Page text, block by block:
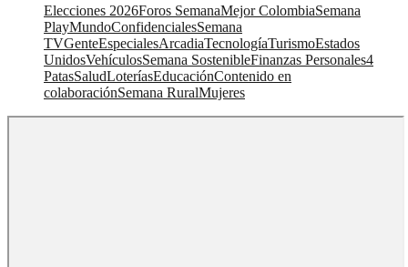
Elecciones 2026Foros SemanaMejor ColombiaSemana
PlayMundoConfidencialesSemana
TVGenteEspecialesArcadiaTecnologíaTurismoEstados
UnidosVehículosSemana SostenibleFinanzas Personales4
PatasSaludLoteríasEducaciónContenido en
colaboraciónSemana RuralMujeres